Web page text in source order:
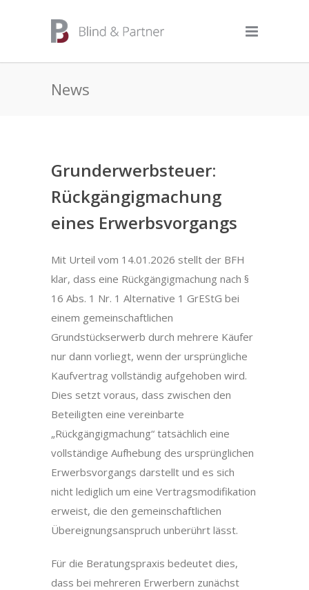
News
Grunderwerbsteuer:
Rückgängigmachung
eines Erwerbsvorgangs
Mit Urteil vom 14.01.2026 stellt der BFH
klar, dass eine Rückgängigmachung nach §
16 Abs. 1 Nr. 1 Alternative 1 GrEStG bei
einem gemeinschaftlichen
Grundstückserwerb durch mehrere Käufer
nur dann vorliegt, wenn der ursprüngliche
Kaufvertrag vollständig aufgehoben wird.
Dies setzt voraus, dass zwischen den
Beteiligten eine vereinbarte
„Rückgängigmachung“ tatsächlich eine
vollständige Aufhebung des ursprünglichen
Erwerbsvorgangs darstellt und es sich
nicht lediglich um eine Vertragsmodifikation
erweist, die den gemeinschaftlichen
Übereignungsanspruch unberührt lässt.
Für die Beratungspraxis bedeutet dies,
dass bei mehreren Erwerbern zunächst